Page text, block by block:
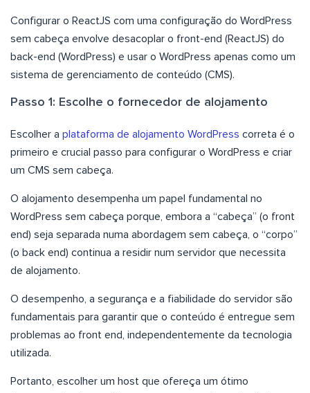
Configurar o ReactJS com uma configuração do WordPress
sem cabeça envolve desacoplar o front-end (ReactJS) do
back-end (WordPress) e usar o WordPress apenas como um
sistema de gerenciamento de conteúdo (CMS).
Passo 1: Escolhe o fornecedor de alojamento
Escolher a plataforma de alojamento WordPress correta é o
primeiro e crucial passo para configurar o WordPress e criar
um CMS sem cabeça.
O alojamento desempenha um papel fundamental no
WordPress sem cabeça porque, embora a “cabeça” (o front
end) seja separada numa abordagem sem cabeça, o “corpo”
(o back end) continua a residir num servidor que necessita
de alojamento.
O desempenho, a segurança e a fiabilidade do servidor são
fundamentais para garantir que o conteúdo é entregue sem
problemas ao front end, independentemente da tecnologia
utilizada.
Portanto, escolher um host que ofereça um ótimo